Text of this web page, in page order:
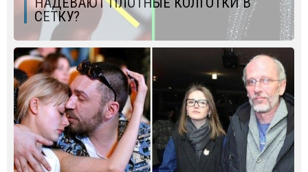
СЕТКУ?